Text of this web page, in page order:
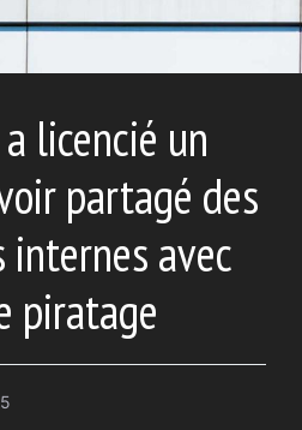
licencié un
partagé des
avec
piratage